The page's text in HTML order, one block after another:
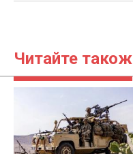
Читайте також